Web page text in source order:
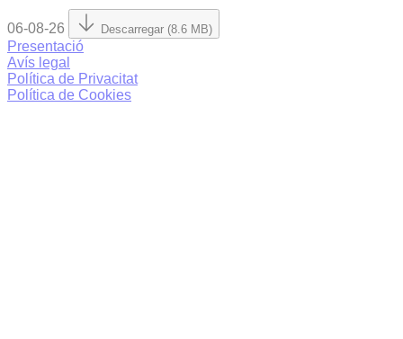
06-08-26 Descarregar (8.6 MB)
Presentació
Avís legal
Política de Privacitat
Política de Cookies